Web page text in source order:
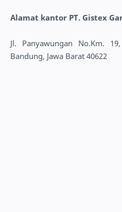
Alamat kantor PT. Gistex
Jl. Panyawungan No.Km.
Bandung, Jawa Barat 40622